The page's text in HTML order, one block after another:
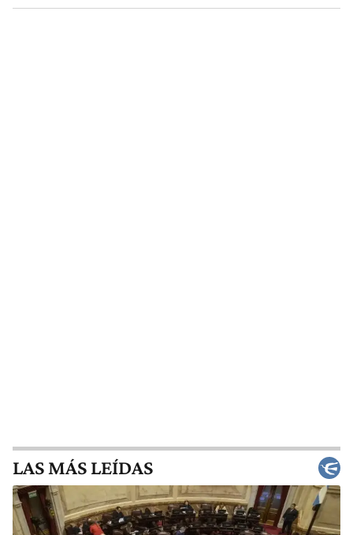
LAS MÁS LEÍDAS